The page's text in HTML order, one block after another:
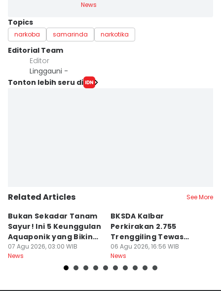
News
Topics
narkoba samarinda narkotika
Editorial Team
Editor
Linggauni -
Tonton lebih seru di
Related Articles See More
Bukan Sekadar Tanam
Sayur! Ini 5 Keunggulan
Aquaponik yang Bikin
Takjub
07 Agu 2026, 03:00 WIB
News
BKSDA Kalbar
Perkirakan 2.755
Trenggiling Tewas
untuk Dapat 551 Kg Sisik
06 Agu 2026, 16:56 WIB
News